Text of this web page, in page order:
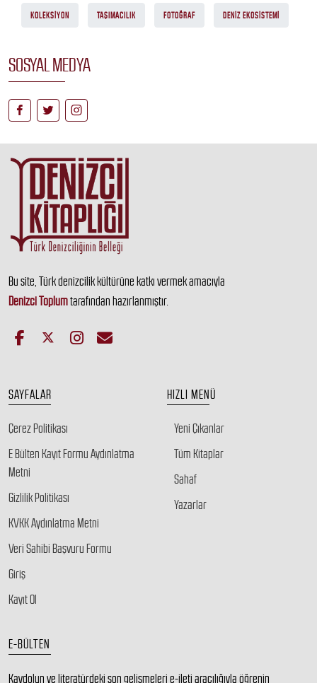
KOLEKSIYON TAŞIMACILIK FOTOĞRAF DENIZ EKOSISTEMI
SOSYAL MEDYA
Bu site, Türk denizcilik kültürüne katkı vermek amacıyla
Denizci Toplumtarafından hazırlanmıştır.
SAYFALAR
Çerez Politikası
E Bülten Kayıt Formu Aydınlatma
Metni
Gizlilik Politikası
KVKK Aydınlatma Metni
Veri Sahibi Başvuru Formu
Giriş
Kayıt Ol
HIZLI MENÜ
Yeni Çıkanlar
Tüm Kitaplar
Sahaf
Yazarlar
E-BÜLTEN
Kaydolun ve literatürdeki son gelişmeleri e-ileti aracılığıyla öğrenin